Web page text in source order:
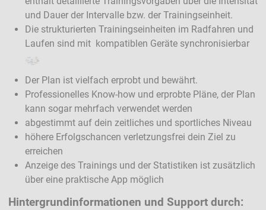
und Dauer der Intervalle bzw. der Trainingseinheit.
Die strukturierten Trainingseinheiten im Radfahren und
Laufen sind mit kompatiblen Geräte synchronisierbar
Der Plan ist vielfach erprobt und bewährt.
Professionelles Know-how und erprobte Pläne, der Plan
kann sogar mehrfach verwendet werden
abgestimmt auf dein zeitliches und sportliches Niveau
höhere Erfolgschancen verletzungsfrei dein Ziel zu
erreichen
Anzeige des Trainings und der Statistiken ist zusätzlich
über eine praktische App möglich
Hintergrundinformationen und Support durch: